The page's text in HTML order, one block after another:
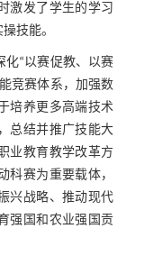
激发了学生的学习
技能。
化“以赛促教、以赛
竞赛体系，加强数
培养更多高端技术
总结并推广技能大
业教育教学改革方
科赛为重要载体，
兴战略、推动现代
强国和农业强国贡